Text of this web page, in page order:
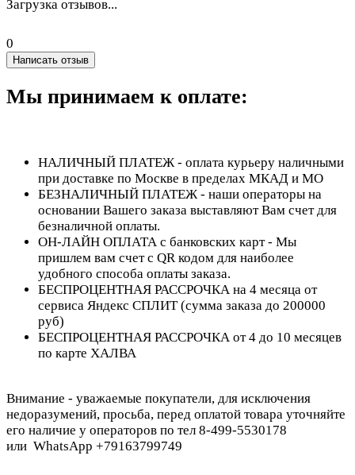
Загрузка отзывов...
0
Написать отзыв
Мы принимаем к оплате:
НАЛИЧНЫЙ ПЛАТЕЖ - оплата курьеру наличными
при доставке по Москве в пределах МКАД и МО
БЕЗНАЛИЧНЫЙ ПЛАТЕЖ - наши операторы на
основании Вашего заказа выставляют Вам счет для
безналичной оплаты.
ОН-ЛАЙН ОПЛАТА с банковских карт - Мы
пришлем вам счет с QR кодом для наиболее
удобного способа оплаты заказа.
БЕСПРОЦЕНТНАЯ РАССРОЧКА на 4 месяца от
сервиса Яндекс СПЛИТ (сумма заказа до 200000
руб)
БЕСПРОЦЕНТНАЯ РАССРОЧКА от 4 до 10 месяцев
по карте ХАЛВА
Внимание - уважаемые покупатели, для исключения
недоразумений, просьба, перед оплатой товара уточняйте
его наличие у операторов по тел 8-499-5530178
или WhatsApp +79163799749